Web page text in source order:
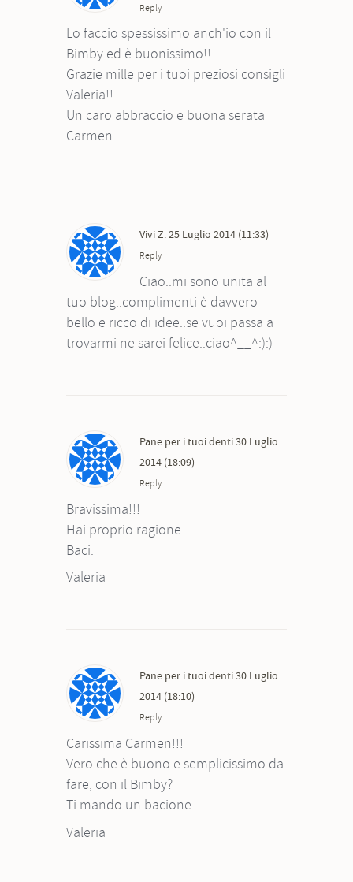
Reply
Lo faccio spessissimo anch'io con il
Bimby ed è buonissimo!!
Grazie mille per i tuoi preziosi consigli
Valeria!!
Un caro abbraccio e buona serata
Carmen
Vivi Z.25 Luglio 2014 (11:33)
Reply
Ciao..mi sono unita al
tuo blog..complimenti è davvero
bello e ricco di idee..se vuoi passa a
trovarmi ne sarei felice..ciao^__^:):)
Pane per i tuoi denti30 Luglio
2014 (18:09)
Reply
Bravissima!!!
Hai proprio ragione.
Baci.
Valeria
Pane per i tuoi denti30 Luglio
2014 (18:10)
Reply
Carissima Carmen!!!
Vero che è buono e semplicissimo da
fare, con il Bimby?
Ti mando un bacione.
Valeria